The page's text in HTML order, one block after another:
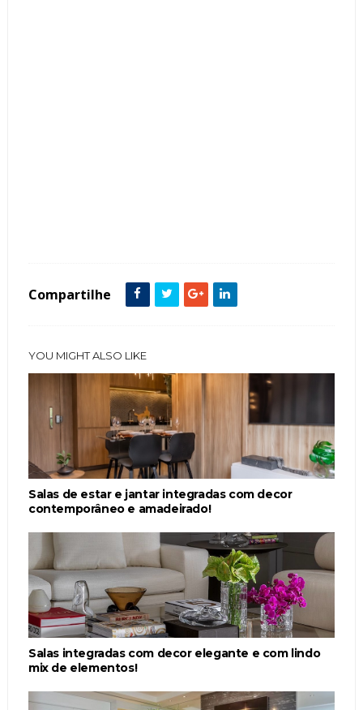
Compartilhe
YOU MIGHT ALSO LIKE
Salas de estar e jantar integradas com decor
contemporâneo e amadeirado!
Salas integradas com decor elegante e com lindo
mix de elementos!